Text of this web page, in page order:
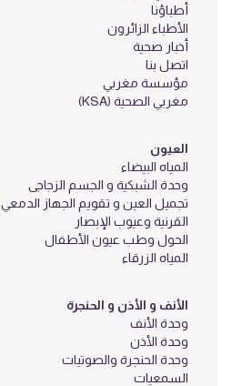
أطباؤنا
الأطباء الزائرون
أخبار صحية
اتصل بنا
مؤسسة مغربي
مغربي الصحية (KSA)
العيون
المياه البيضاء
وحدة الشبكية و الجسم الزجاجى
تجميل العين و تقويم الجهاز الدمعي
القرنية وعيوب الإبصار
الحول وطب عيون الأطفال
المياه الزرقاء
الأنف و الأذن و الحنجرة
وحدة الأنف
وحدة الأذن
وحدة الحنجرة والصوتيات
السمعيات